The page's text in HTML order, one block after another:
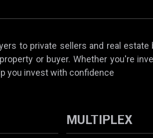
to private sellers and real
or buyer. Whether you're
you invest with confidence
MULTIPLEX